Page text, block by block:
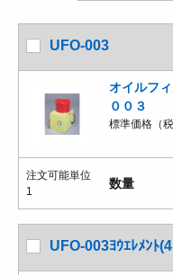
UFO-003
オイルフ
００３
標準価格（
注文可能単位
1
数量
UFO-003ﾖｳｴﾚﾒﾝﾄ